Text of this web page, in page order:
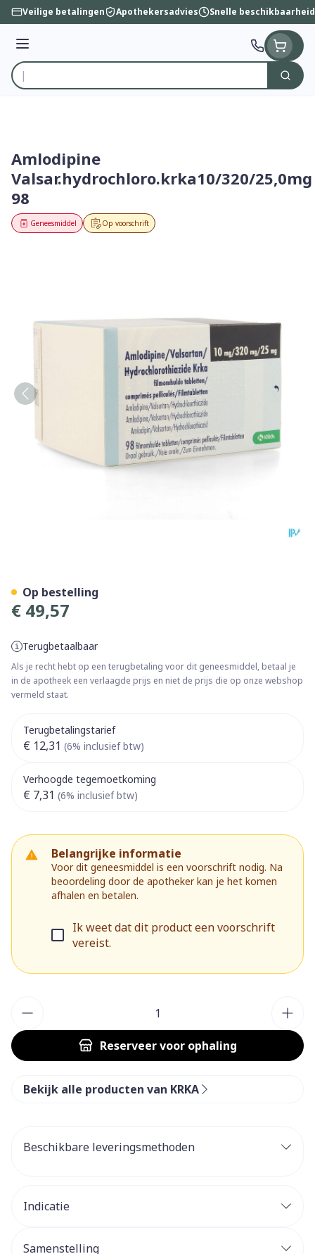
Ga naar de inhoud
Veilige betalingen Apothekersadvies Snelle beschikbaarheid
Menu
Product, merk, categorie...
Zoek
Amlodipine
Valsar.hydrochloro.krka10/320/25,0mg
98
Op voorschrift
Geneesmiddel
€ 49,57
Terugbetaalbaar
Als je recht hebt op een terugbetaling voor dit geneesmiddel, betaal je
in de apotheek een verlaagde prijs en niet de prijs die op onze webshop
vermeld staat.
Terugbetalingstarief
€ 12,31 (6% inclusief btw)
Verhoogde tegemoetkoming
€ 7,31 (6% inclusief btw)
Belangrijke informatie
Voor dit geneesmiddel is een voorschrift nodig. Na
beoordeling door de apotheker kan je het komen
afhalen en betalen.
Ik weet dat dit product een voorschrift
vereist.
Reserveervoor ophaling
Op bestelling
Bekijk alle producten van KRKA
Beschikbare leveringsmethoden
Indicatie
Samenstelling